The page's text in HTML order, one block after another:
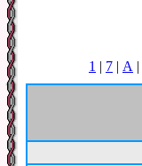
1 | 7 | А |